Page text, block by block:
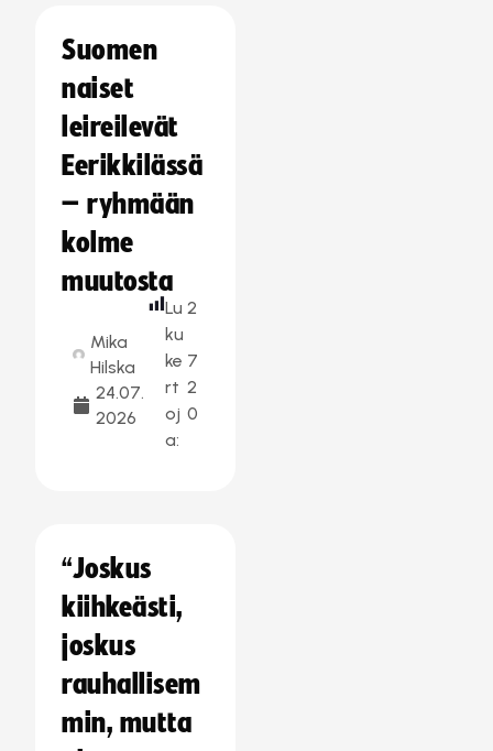
Suomen
naiset
leireilevät
Eerikkilässä
– ryhmään
kolme
muutosta
Mika
Hilska
24.07.
2026
Lu
ku
ke
rt
oj
a:
2
7
2
0
“Joskus
kiihkeästi,
joskus
rauhallisem
min, mutta